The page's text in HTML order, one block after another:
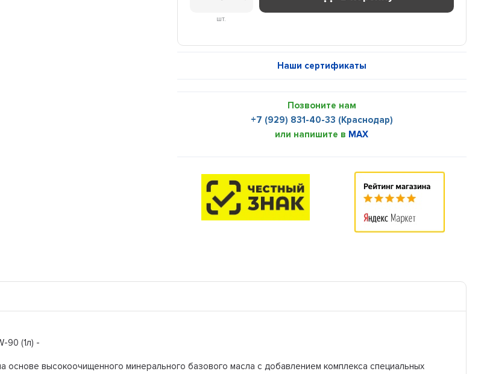
шт.
Наши сертификаты
Позвоните нам
+7 (929) 831-40-33 (Краснодар)
или напишите в MAX
90 (1л) -
основе высокоочищенного минерального базового масла c добавлением комплекса специальных